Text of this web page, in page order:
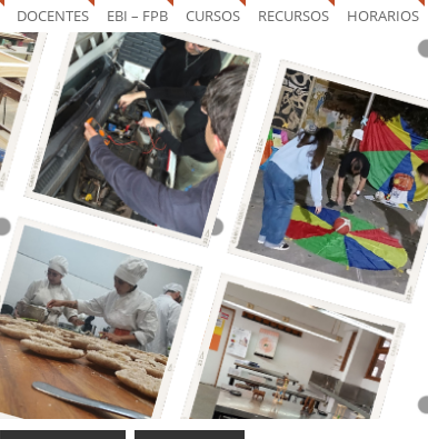
DOCENTES EBI – FPB CURSOS RECURSOS HORARIOS